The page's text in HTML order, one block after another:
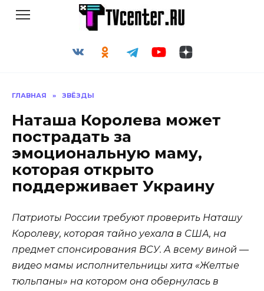
ГЛАВНАЯ » ЗВЁЗДЫ
Наташа Королева может
пострадать за
эмоциональную маму,
которая открыто
поддерживает Украину
Патриоты России требуют проверить Наташу
Королеву, которая тайно уехала в США, на
предмет спонсирования ВСУ. А всему виной —
видео мамы исполнительницы хита «Желтые
тюльпаны» на котором она обернулась в